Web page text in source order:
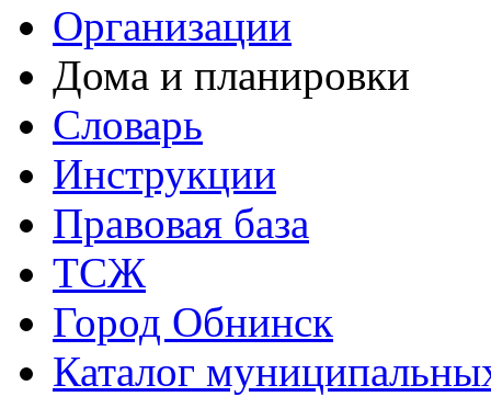
Организации
Дома и планировки
Словарь
Инструкции
Правовая база
ТСЖ
Город Обнинск
Каталог